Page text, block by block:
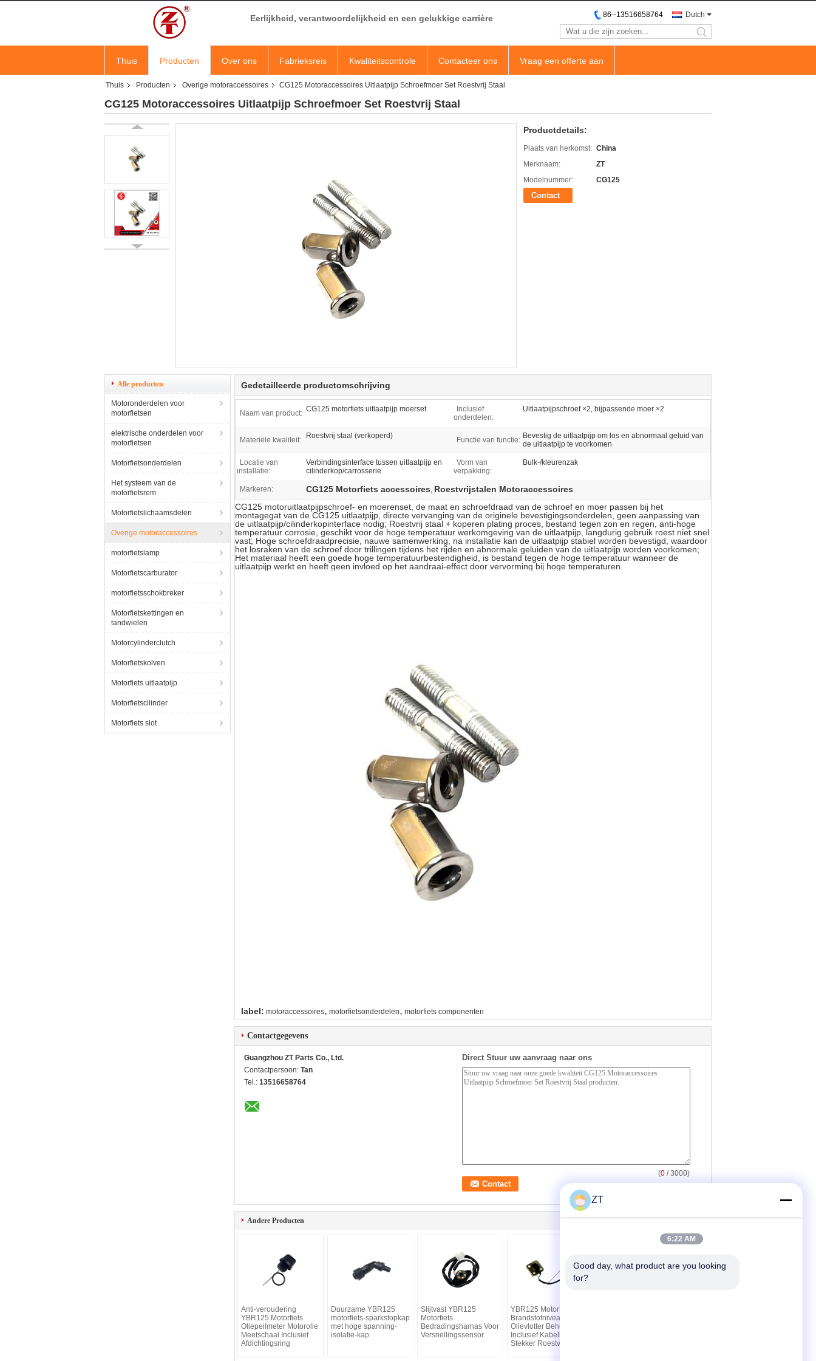
Eerlijkheid, verantwoordelijkheid en een gelukkige carrière Dutch
86--13516658764
search
Thuis Producten Over ons Fabrieksreis Kwaliteitscontrole Contacteer ons Vraag een offerte aan
Thuis Producten Overige motoraccessoires CG125 Motoraccessoires Uitlaatpijp Schroefmoer Set Roestvrij Staal
CG125 Motoraccessoires Uitlaatpijp Schroefmoer Set Roestvrij Staal
Productdetails:
Plaats van herkomst: China
Merknaam:
ZT
Modelnummer:
CG125
Contact
Alle producten
Motoronderdelen voor
motorfietsen
elektrische onderdelen voor
motorfietsen
Motorfietsonderdelen
Het systeem van de
motorfietsrem
Motorfietslichaamsdelen
Overige motoraccessoires
motorfietslamp
Motorfietscarburator
motorfietsschokbreker
Motorfietskettingen en
tandwielen
Motorcylinderclutch
Motorfietskolven
Motorfiets uitlaatpijp
Motorfietscilinder
Motorfiets slot
Gedetailleerde productomschrijving
Naam van product: CG125 motorfiets uitlaatpijp moerset
Inclusief
onderdelen:
Uitlaatpijpschroef ×2, bijpassende moer ×2
Materiële kwaliteit: Roestvrij staal (verkoperd) Functie van functie: Bevestig de uitlaatpijp om los en abnormaal geluid van
de uitlaatpijp te voorkomen
Locatie van
installatie:
Verbindingsinterface tussen uitlaatpijp en
cilinderkop/carrosserie
Vorm van
verpakking:
Bulk-/kleurenzak
Markeren: CG125 Motorfiets accessoires, Roestvrijstalen Motoraccessoires
CG125 motoruitlaatpijpschroef- en moerenset, de maat en schroefdraad van de schroef en moer passen bij het
montagegat van de CG125 uitlaatpijp, directe vervanging van de originele bevestigingsonderdelen, geen aanpassing van
de uitlaatpijp/cilinderkopinterface nodig; Roestvrij staal + koperen plating proces, bestand tegen zon en regen, anti-hoge
temperatuur corrosie, geschikt voor de hoge temperatuur werkomgeving van de uitlaatpijp, langdurig gebruik roest niet snel
vast; Hoge schroefdraadprecisie, nauwe samenwerking, na installatie kan de uitlaatpijp stabiel worden bevestigd, waardoor
het losraken van de schroef door trillingen tijdens het rijden en abnormale geluiden van de uitlaatpijp worden voorkomen;
Het materiaal heeft een goede hoge temperatuurbestendigheid, is bestand tegen de hoge temperatuur wanneer de
uitlaatpijp werkt en heeft geen invloed op het aandraai-effect door vervorming bij hoge temperaturen.
label: motoraccessoires, motorfietsonderdelen, motorfiets componenten
Contactgegevens
Guangzhou ZT Parts Co., Ltd.
Contactpersoon: Tan
Tel.: 13516658764
Direct Stuur uw aanvraag naar ons
(0 / 3000)
Andere Producten
Anti-veroudering
YBR125 Motorfiets
Oliepeilmeter Motorolie
Meetschaal Inclusief
Afdichtingsring
Duurzame YBR125
motorfiets-sparkstopkap
met hoge spanning-
isolatie-kap
Slijtvast YBR125
Motorfiets
Bedradingsharnas Voor
Versnellingssensor
YBR125 Motorfiets
Brandstofniveausensor
Olievlotter Behuizing
Inclusief Kabelboom
Stekker Roestvrij
ZT
6:22 AM
Good day, what product are you looking
for?